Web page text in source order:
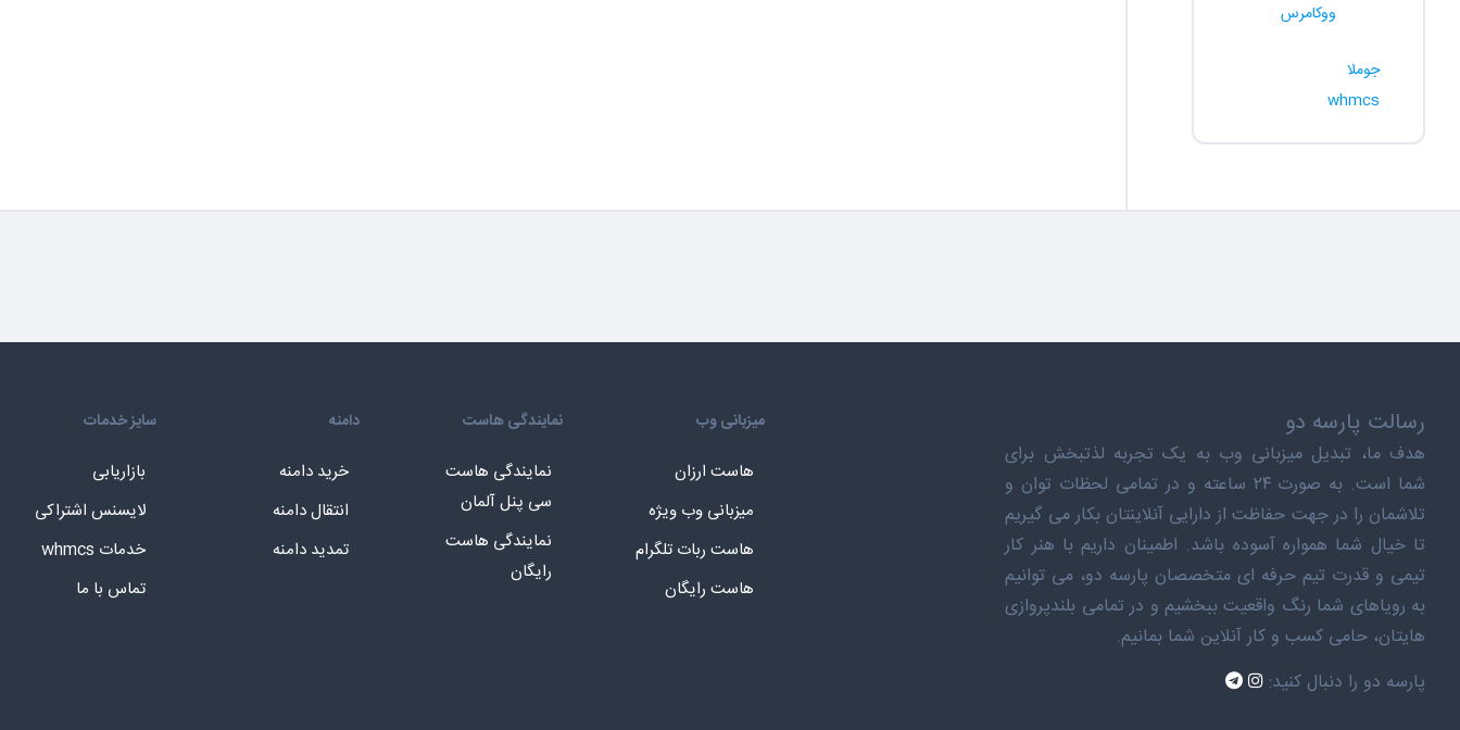
ووکامرس
جوملا
whmcs
رسالت پارسه دو
هدف ما، تبدیل میزبانی وب به یک تجربه لذتبخش برای
شما است. به صورت ۲۴ ساعته و در تمامی لحظات توان و
تلاشمان را در جهت حفاظت از دارایی آنلاینتان بکار می گیریم
تا خیال شما همواره آسوده باشد. اطمینان داریم با هنر کار
تیمی و قدرت تیم حرفه ای متخصصان پارسه دو، می توانیم
به رویاهای شما رنگ واقعیت ببخشیم و در تمامی بلندپروازی
هایتان، حامی کسب و کار آنلاین شما بمانیم.
پارسه دو را دنبال کنید:
میزبانی وب
هاست ارزان
میزبانی وب ویژه
هاست ربات تلگرام
هاست رایگان
نمایندگی هاست
نمایندگی هاست
سی پنل آلمان
نمایندگی هاست
رایگان
دامنه
خرید دامنه
انتقال دامنه
تمدید دامنه
سایز خدمات
بازاریابی
لایسنس اشتراکی
خدمات whmcs
تماس با ما